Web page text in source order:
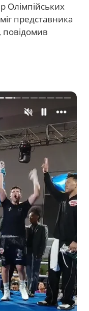
Олімпійських
представника
, повідомив